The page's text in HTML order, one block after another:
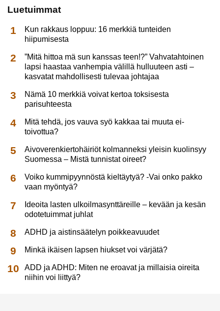
Luetuimmat
Kun rakkaus loppuu: 16 merkkiä tunteiden
hiipumisesta
”Mitä hittoa mä sun kanssas teen!?” Vahvatahtoinen
lapsi haastaa vanhempia välillä hulluuteen asti –
kasvatat mahdollisesti tulevaa johtajaa
Nämä 10 merkkiä voivat kertoa toksisesta
parisuhteesta
Mitä tehdä, jos vauva syö kakkaa tai muuta ei-
toivottua?
Aivoverenkiertohäiriöt kolmanneksi yleisin kuolinsyy
Suomessa – Mistä tunnistat oireet?
Voiko kummipyynnöstä kieltäytyä? -Vai onko pakko
vaan myöntyä?
Ideoita lasten ulkoilmasynttäreille – kevään ja kesän
odotetuimmat juhlat
ADHD ja aistinsäätelyn poikkeavuudet
Minkä ikäisen lapsen hiukset voi värjätä?
ADD ja ADHD: Miten ne eroavat ja millaisia oireita
niihin voi liittyä?